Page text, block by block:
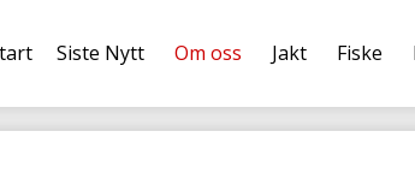
Siste Nytt Om oss Jakt Fiske